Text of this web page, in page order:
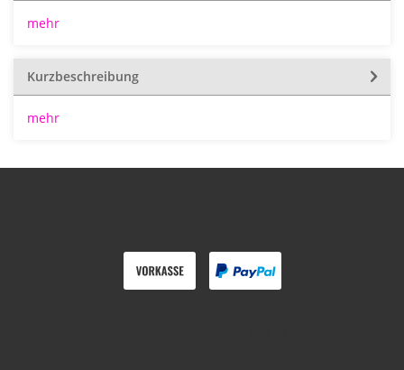
mehr
Kurzbeschreibung
mehr